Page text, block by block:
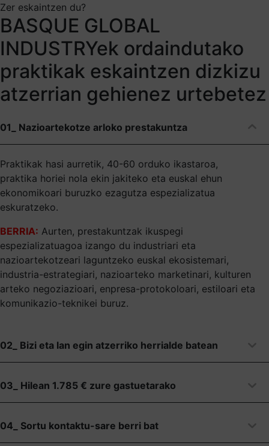
Zer eskaintzen du?
BASQUE GLOBAL
INDUSTRYek ordaindutako
praktikak eskaintzen dizkizu
atzerrian gehienez urtebetez
01_ Nazioartekotze arloko prestakuntza
Praktikak hasi aurretik, 40-60 orduko ikastaroa,
praktika horiei nola ekin jakiteko eta euskal ehun
ekonomikoari buruzko ezagutza espezializatua
eskuratzeko.
BERRIA: Aurten, prestakuntzak ikuspegi
espezializatuagoa izango du industriari eta
nazioartekotzeari laguntzeko euskal ekosistemari,
industria-estrategiari, nazioarteko marketinari, kulturen
arteko negoziazioari, enpresa-protokoloari, estiloari eta
komunikazio-teknikei buruz.
02_ Bizi eta lan egin atzerriko herrialde batean
03_ Hilean 1.785 € zure gastuetarako
04_ Sortu kontaktu-sare berri bat